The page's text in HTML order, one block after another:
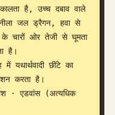
है, उच्च दबाव वाले
जल ड्रैगन, हवा से
चारों ओर तेजी से घूमता
है।
यथार्थवादी छींटे का
करता है।
· एडवांस (अत्यधिक